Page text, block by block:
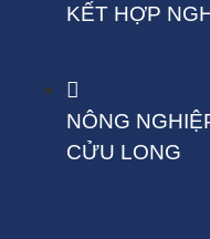
KẾT HỢP
NÔNG
CỬU LONG